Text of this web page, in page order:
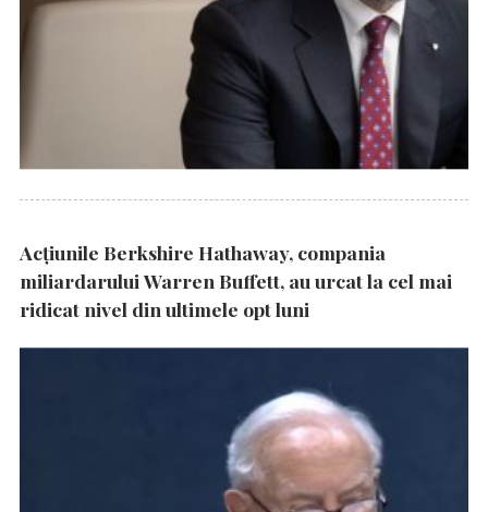
Acțiunile Berkshire Hathaway, compania
miliardarului Warren Buffett, au urcat la cel mai
ridicat nivel din ultimele opt luni